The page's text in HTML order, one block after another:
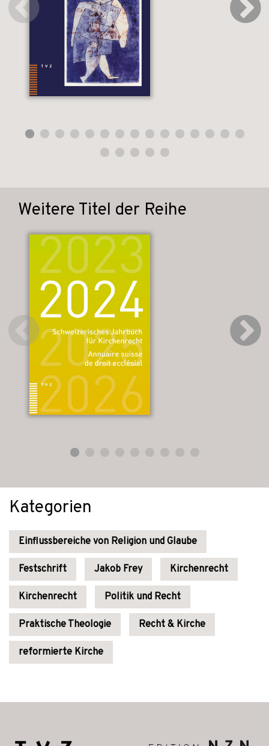
Weitere Titel der Reihe
Kategorien
Einflussbereiche von Religion und Glaube
Festschrift Jakob Frey Kirchenrecht
Kirchenrecht Politik und Recht
Praktische Theologie Recht & Kirche
reformierte Kirche